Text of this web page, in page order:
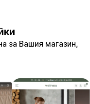
за Вашия магазин,